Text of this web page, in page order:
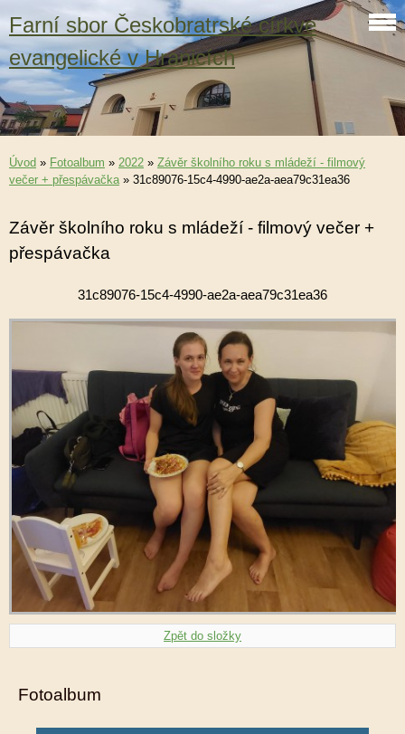
Farní sbor Českobratrské církve
evangelické v Hranicích
Úvod » Fotoalbum » 2022 » Závěr školního roku s mládeží - filmový
večer + přespávačka» 31c89076-15c4-4990-ae2a-aea79c31ea36
Závěr školního roku s mládeží - filmový večer +
přespávačka
31c89076-15c4-4990-ae2a-aea79c31ea36
Zpět do složky
Fotoalbum